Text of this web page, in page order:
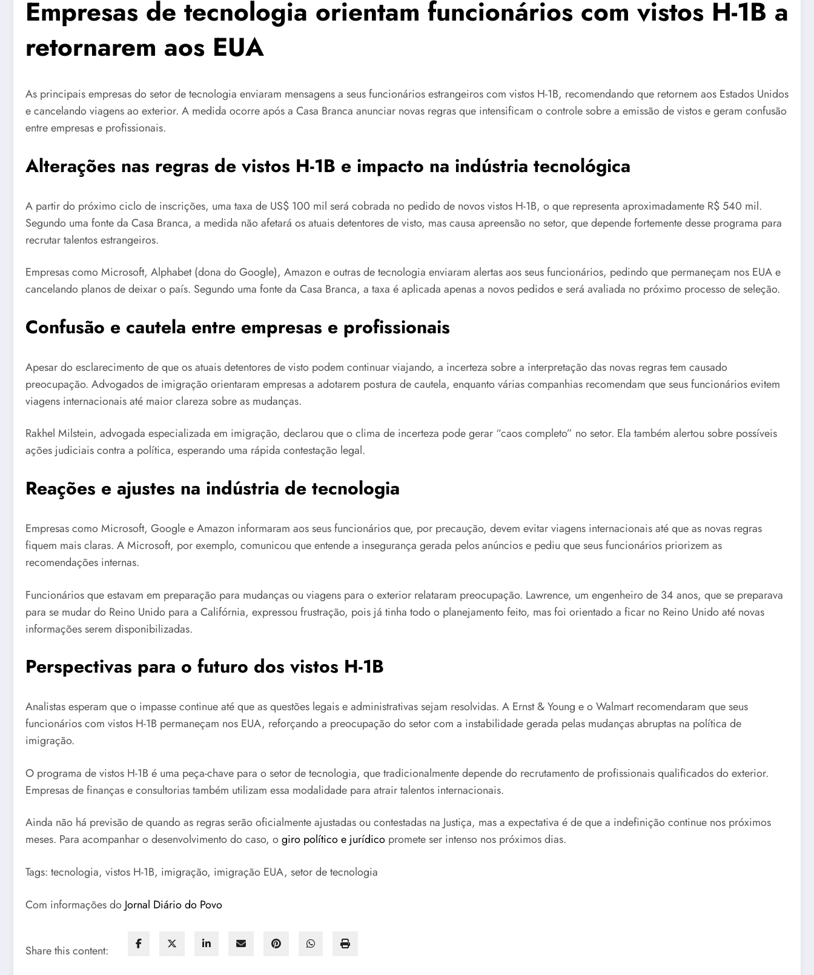
Empresas de tecnologia orientam funcionários com vistos H-1B a
retornarem aos EUA
As principais empresas do setor de tecnologia enviaram mensagens a seus funcionários estrangeiros com vistos H-1B, recomendando que retornem aos Estados Unidos
e cancelando viagens ao exterior. A medida ocorre após a Casa Branca anunciar novas regras que intensificam o controle sobre a emissão de vistos e geram confusão
entre empresas e profissionais.
Alterações nas regras de vistos H-1B e impacto na indústria tecnológica
A partir do próximo ciclo de inscrições, uma taxa de US$ 100 mil será cobrada no pedido de novos vistos H-1B, o que representa aproximadamente R$ 540 mil.
Segundo uma fonte da Casa Branca, a medida não afetará os atuais detentores de visto, mas causa apreensão no setor, que depende fortemente desse programa para
recrutar talentos estrangeiros.
Empresas como Microsoft, Alphabet (dona do Google), Amazon e outras de tecnologia enviaram alertas aos seus funcionários, pedindo que permaneçam nos EUA e
cancelando planos de deixar o país. Segundo uma fonte da Casa Branca, a taxa é aplicada apenas a novos pedidos e será avaliada no próximo processo de seleção.
Confusão e cautela entre empresas e profissionais
Apesar do esclarecimento de que os atuais detentores de visto podem continuar viajando, a incerteza sobre a interpretação das novas regras tem causado
preocupação. Advogados de imigração orientaram empresas a adotarem postura de cautela, enquanto várias companhias recomendam que seus funcionários evitem
viagens internacionais até maior clareza sobre as mudanças.
Rakhel Milstein, advogada especializada em imigração, declarou que o clima de incerteza pode gerar “caos completo” no setor. Ela também alertou sobre possíveis
ações judiciais contra a política, esperando uma rápida contestação legal.
Reações e ajustes na indústria de tecnologia
Empresas como Microsoft, Google e Amazon informaram aos seus funcionários que, por precaução, devem evitar viagens internacionais até que as novas regras
fiquem mais claras. A Microsoft, por exemplo, comunicou que entende a insegurança gerada pelos anúncios e pediu que seus funcionários priorizem as
recomendações internas.
Funcionários que estavam em preparação para mudanças ou viagens para o exterior relataram preocupação. Lawrence, um engenheiro de 34 anos, que se preparava
para se mudar do Reino Unido para a Califórnia, expressou frustração, pois já tinha todo o planejamento feito, mas foi orientado a ficar no Reino Unido até novas
informações serem disponibilizadas.
Perspectivas para o futuro dos vistos H-1B
Analistas esperam que o impasse continue até que as questões legais e administrativas sejam resolvidas. A Ernst & Young e o Walmart recomendaram que seus
funcionários com vistos H-1B permaneçam nos EUA, reforçando a preocupação do setor com a instabilidade gerada pelas mudanças abruptas na política de
imigração.
O programa de vistos H-1B é uma peça-chave para o setor de tecnologia, que tradicionalmente depende do recrutamento de profissionais qualificados do exterior.
Empresas de finanças e consultorias também utilizam essa modalidade para atrair talentos internacionais.
Ainda não há previsão de quando as regras serão oficialmente ajustadas ou contestadas na Justiça, mas a expectativa é de que a indefinição continue nos próximos
meses. Para acompanhar o desenvolvimento do caso, ogiro político e jurídico promete ser intenso nos próximos dias.
Tags: tecnologia, vistos H-1B, imigração, imigração EUA, setor de tecnologia
Com informações do Jornal Diário do Povo
Share this content: